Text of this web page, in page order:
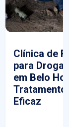
Clínica de
para
em Belo
Tratamento
Eficaz